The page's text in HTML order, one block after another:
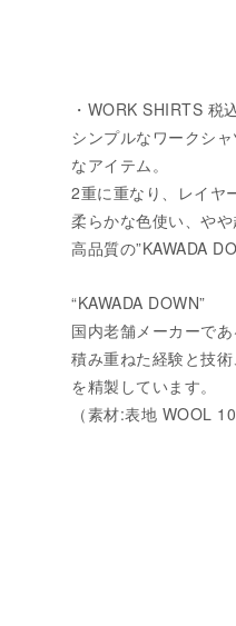
・WORK SHIRTS
シンプルなワークシ
なアイテム。
2重に重なり、レイヤ
柔らかな色使い、や
高品質の”KAWADA
“KAWADA DOWN”
国内老舗メーカーで
積み重ねた経験と技
を精製しています。
（素材:表地 WOOL